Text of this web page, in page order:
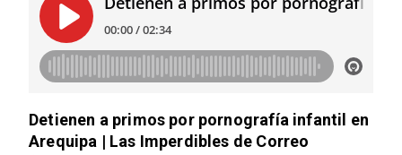
Detienen a primos por pornografía infantil en
Arequipa | Las Imperdibles de Correo